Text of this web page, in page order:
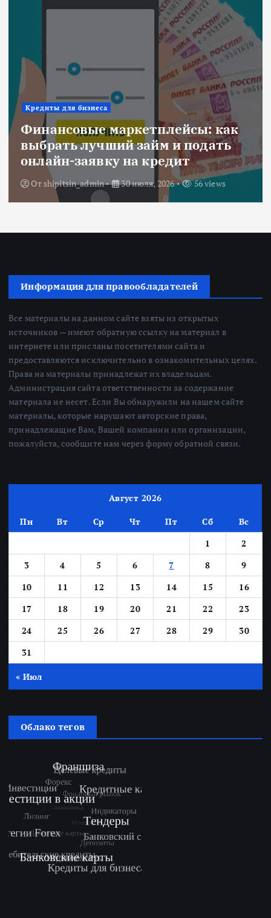
Ипотека
Военная ипотека для семьи:
объединяем все льготы и
субсидии
ОтRedactor 3 июля, 2026 213 views
Информация для правообладателей
Все материалы на данном сайте взяты из открытых
источников — имеют обратную ссылку на материал в
интернете или присланы посетителями сайта и
предоставляются исключительно в ознакомительных целях.
Права на материалы принадлежат их владельцам.
Администрация сайта ответственности за содержание
материала не несет. Если Вы обнаружили на нашем сайте
материалы, которые нарушают авторские права,
принадлежащие Вам, Вашей компании или организации,
пожалуйста, сообщите нам через форму обратной связи.
Август 2026
Пн Вт Ср Чт Пт Сб
Вс
1
2
3
4 5 6 7 8
9
10
11 12 13 14 15
16
17
18 19 20 21 22
23
24
25 26 27 28 29
30
31
« Июл
Облако тегов